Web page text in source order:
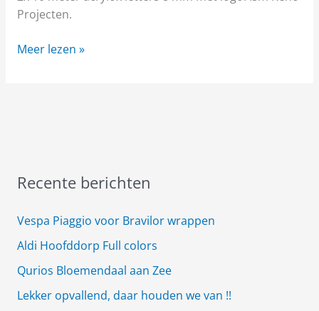
Projecten.
Meer lezen »
Recente berichten
Vespa Piaggio voor Bravilor wrappen
Aldi Hoofddorp Full colors
Qurios Bloemendaal aan Zee
Lekker opvallend, daar houden we van !!